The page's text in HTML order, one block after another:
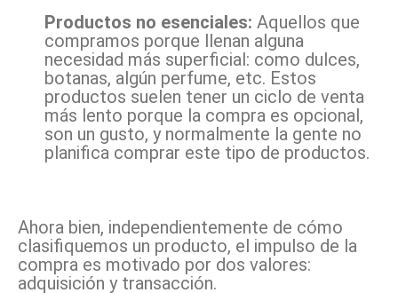
Productos no esenciales: Aquellos que
compramos porque llenan alguna
necesidad más superficial: como dulces,
botanas, algún perfume, etc. Estos
productos suelen tener un ciclo de venta
más lento porque la compra es opcional,
son un gusto, y normalmente la gente no
planifica comprar este tipo de productos.
Ahora bien, independientemente de cómo
clasifiquemos un producto, el impulso de la
compra es motivado por dos valores:
adquisición y transacción.